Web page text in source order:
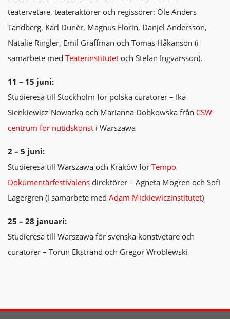
teatervetare, teateraktörer och regissörer: Ole Anders
Tandberg, Karl Dunér, Magnus Florin, Danjel Andersson,
Natalie Ringler, Emil Graffman och Tomas Håkanson (i
samarbete med Teaterinstitutet och Stefan Ingvarsson).
11 – 15 juni:
Studieresa till Stockholm för polska curatorer – Ika
Sienkiewicz-Nowacka och Marianna Dobkowska från CSW-
centrum för nutidskonst i Warszawa
2 – 5 juni:
Studieresa till Warszawa och Kraków för Tempo
Dokumentärfestivalens direktörer – Agneta Mogren och Sofi
Lagergren (i samarbete med Adam Mickiewiczinstitutet)
25 – 28 januari:
Studieresa till Warszawa för svenska konstvetare och
curatorer – Torun Ekstrand och Gregor Wroblewski